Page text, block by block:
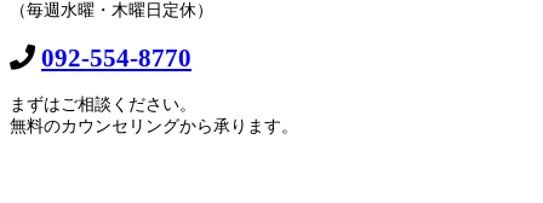
（毎週水曜・木曜日定休）
092-554-8770
まずはご相談ください。
無料のカウンセリングから承ります。